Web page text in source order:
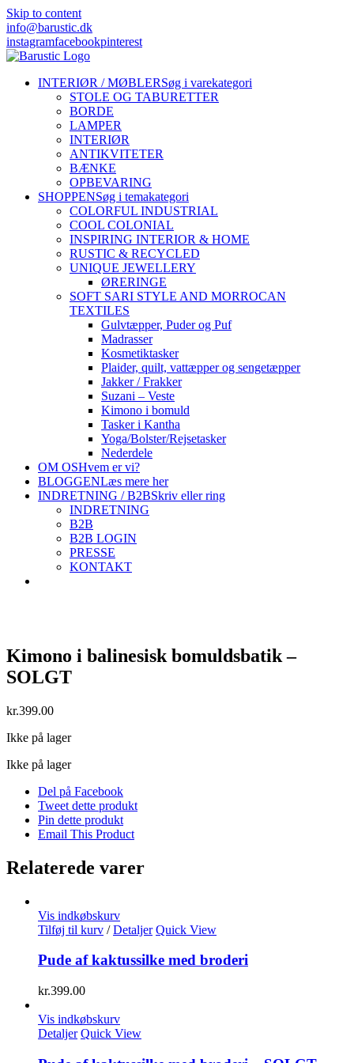
Skip to content
info@barustic.dk
instagramfacebookpinterest
INTERIØR / MØBLERSøg i varekategori
STOLE OG TABURETTER
BORDE
LAMPER
INTERIØR
ANTIKVITETER
BÆNKE
OPBEVARING
SHOPPENSøg i temakategori
COLORFUL INDUSTRIAL
COOL COLONIAL
INSPIRING INTERIOR & HOME
RUSTIC & RECYCLED
UNIQUE JEWELLERY
ØRERINGE
SOFT SARI STYLE AND MORROCAN
TEXTILES
Gulvtæpper, Puder og Puf
Madrasser
Kosmetiktasker
Plaider, quilt, vattæpper og sengetæpper
Jakker / Frakker
Suzani – Veste
Kimono i bomuld
Tasker i Kantha
Yoga/Bolster/Rejsetasker
Nederdele
OM OSHvem er vi?
BLOGGENLæs mere her
INDRETNING / B2BSkriv eller ring
INDRETNING
B2B
B2B LOGIN
PRESSE
KONTAKT
Kimono i balinesisk bomuldsbatik –
SOLGT
kr.399.00
Ikke på lager
Ikke på lager
Del på Facebook
Tweet dette produkt
Pin dette produkt
Email This Product
Relaterede varer
Vis indkøbskurv
Tilføj til kurv / Detaljer Quick View
Pude af kaktussilke med broderi
kr.399.00
Vis indkøbskurv
Detaljer Quick View